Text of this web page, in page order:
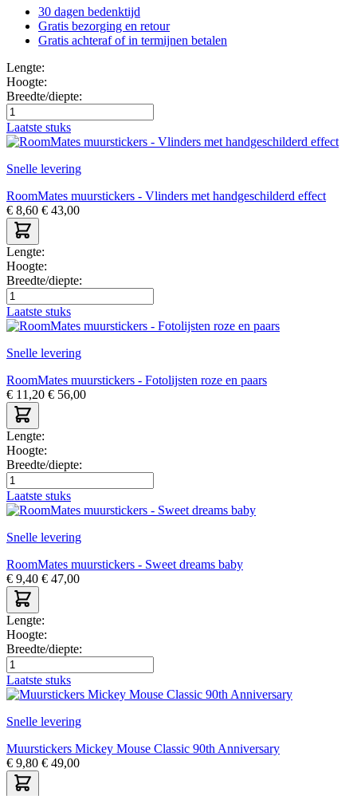
30 dagen bedenktijd
Gratis bezorging en retour
Gratis achteraf of in termijnen betalen
Lengte:
Hoogte:
Breedte/diepte:
Laatste stuks
Snelle levering
RoomMates muurstickers - Vlinders met handgeschilderd effect
€ 8,60 € 43,00
Lengte:
Hoogte:
Breedte/diepte:
Laatste stuks
Snelle levering
RoomMates muurstickers - Fotolijsten roze en paars
€ 11,20 € 56,00
Lengte:
Hoogte:
Breedte/diepte:
Laatste stuks
Snelle levering
RoomMates muurstickers - Sweet dreams baby
€ 9,40 € 47,00
Lengte:
Hoogte:
Breedte/diepte:
Laatste stuks
Snelle levering
Muurstickers Mickey Mouse Classic 90th Anniversary
€ 9,80 € 49,00